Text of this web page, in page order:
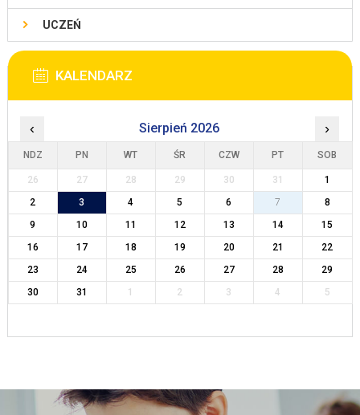
UCZEŃ
KALENDARZ
‹ Sierpień 2026 ›
NDZ PN WT ŚR CZW PT SOB
26 27 28 29 30 31
1
2
3 4 5 6 7
8
9
10 11 12 13 14
15
16
17 18 19 20 21
22
23
24 25 26 27 28
29
30
31 1 2 3 4 5